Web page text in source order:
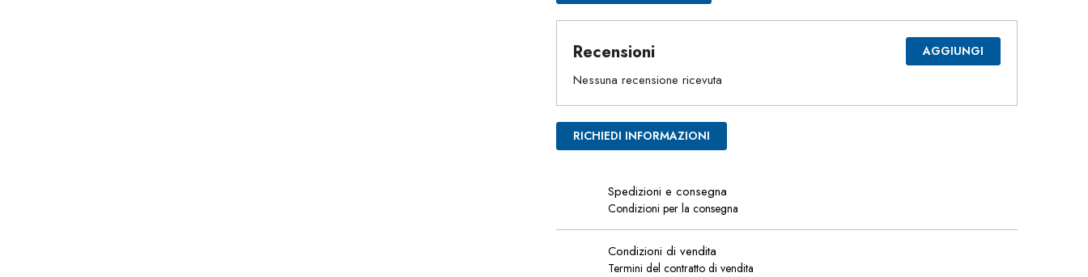
Recensioni AGGIUNGI
Nessuna recensione ricevuta
RICHIEDI INFORMAZIONI
Spedizioni e consegna
Condizioni per la consegna
Condizioni di vendita
Termini del contratto di vendita